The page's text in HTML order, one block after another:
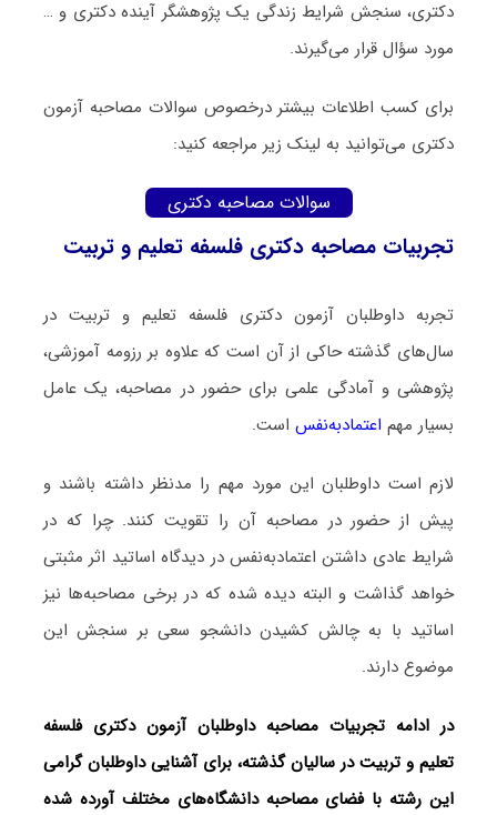
دکتری، سنجش شرایط زندگی یک پژوهشگر آینده دکتری و …
مورد سؤال قرار می‌گیرند.
برای کسب اطلاعات بیشتر درخصوص سوالات مصاحبه آزمون
دکتری می‌توانید به لینک زیر مراجعه کنید:
سوالات مصاحبه دکتری
تجربیات مصاحبه دکتری فلسفه تعلیم و تربیت
تجربه داوطلبان آزمون دکتری فلسفه تعلیم و تربیت در
سال‌های گذشته حاکی از آن است که علاوه بر رزومه آموزشی،
پژوهشی و آمادگی علمی برای حضور در مصاحبه، یک عامل
بسیار مهم اعتمادبه‌نفساست.
لازم است داوطلبان این مورد مهم را مدنظر داشته باشند و
پیش از حضور در مصاحبه آن را تقویت کنند. چرا که در
شرایط عادی داشتن اعتمادبه‌نفس در دیدگاه اساتید اثر مثبتی
خواهد گذاشت و البته دیده شده که در برخی مصاحبه‌ها نیز
اساتید با به چالش کشیدن دانشجو سعی بر سنجش این
موضوع دارند.
در ادامه تجربیات مصاحبه داوطلبان آزمون دکتری فلسفه
تعلیم و تربیت در سالیان گذشته، برای آشنایی داوطلبان گرامی
این رشته با فضای مصاحبه دانشگاه‌های مختلف آورده شده